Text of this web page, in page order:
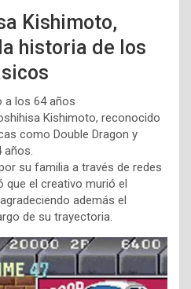
Kishimoto,
historia de los
a los 64 años
Kishimoto, reconocido
como Double Dragon y
años.
su familia a través de redes
que el creativo murió el
además el
de su trayectoria.